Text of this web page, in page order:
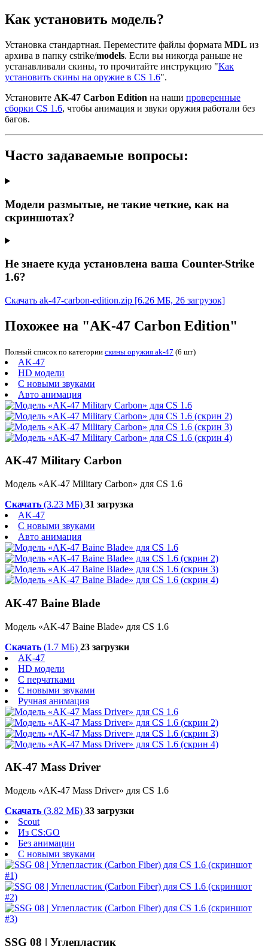
Как установить модель?
Установка стандартная. Переместите файлы формата MDL из
архива в папку cstrike/models. Если вы никогда раньше не
устанавливали скины, то прочитайте инструкцию "Как
установить скины на оружие в CS 1.6".
Установите AK-47 Carbon Edition на наши проверенные
сборки CS 1.6, чтобы анимация и звуки оружия работали без
багов.
Часто задаваемые вопросы:
Модели размытые, не такие четкие, как на
скриншотах?
Не знаете куда установлена ваша Counter-Strike
1.6?
Скачать ak-47-carbon-edition.zip [6.26 МБ, 26 загрузок]
Похожее на "AK-47 Carbon Edition"
Полный список по категории скины оружия ak-47 (6 шт)
AK-47
HD модели
С новыми звуками
Авто анимация
AK-47 Military Carbon
Модель «AK-47 Military Carbon» для CS 1.6
Скачать (3.23 МБ) 31 загрузка
AK-47
С новыми звуками
Авто анимация
AK-47 Baine Blade
Модель «AK-47 Baine Blade» для CS 1.6
Скачать (1.7 МБ) 23 загрузки
AK-47
HD модели
С перчатками
С новыми звуками
Ручная анимация
AK-47 Mass Driver
Модель «AK-47 Mass Driver» для CS 1.6
Скачать (3.82 МБ) 33 загрузки
Scout
Из CS:GO
Без анимации
С новыми звуками
SSG 08 | Углепластик